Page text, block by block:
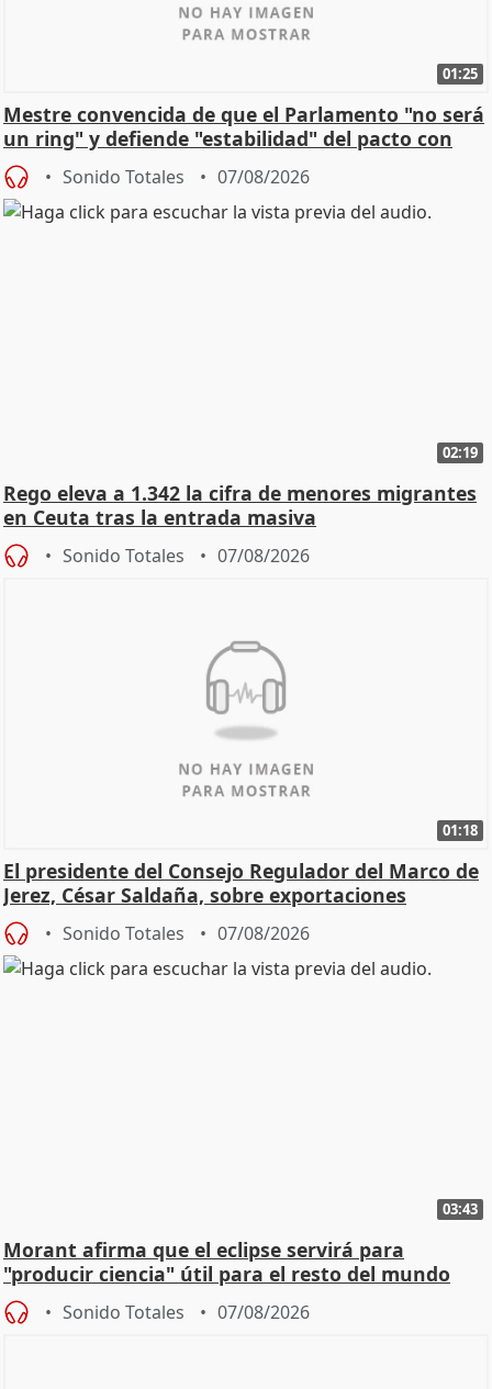
01:25
Mestre convencida de que el Parlamento "no será
un ring" y defiende "estabilidad" del pacto con
Vox
Sonido Totales 07/08/2026
02:19
Rego eleva a 1.342 la cifra de menores migrantes
en Ceuta tras la entrada masiva
Sonido Totales 07/08/2026
01:18
El presidente del Consejo Regulador del Marco de
Jerez, César Saldaña, sobre exportaciones
Sonido Totales 07/08/2026
03:43
Morant afirma que el eclipse servirá para
"producir ciencia" útil para el resto del mundo
Sonido Totales 07/08/2026